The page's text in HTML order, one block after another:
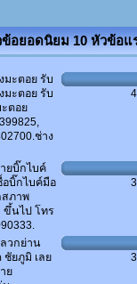
อยอดนิยม 10 หัวข้อแ
มะตอย รับ
มะตอย รับ
ะตอย
ช่าง
ยบิ๊กไบค์
อบิ๊กไบค์มือ
สภาพ
ขึ้นไป โทร
วกย่าน
ชัยภูมิ เลย
ย